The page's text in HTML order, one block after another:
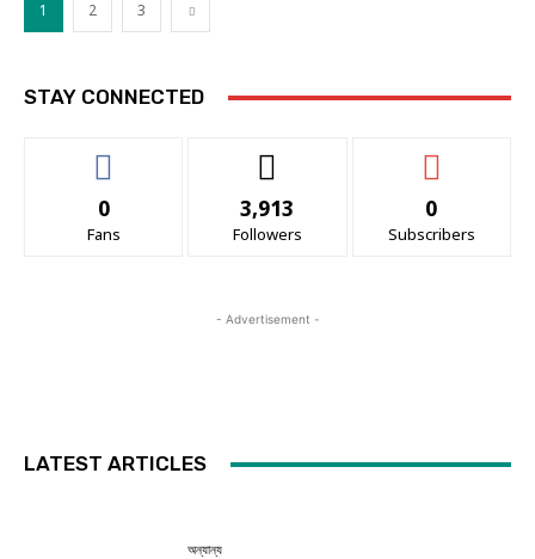
1 2 3
STAY CONNECTED
0
Fans
3,913
Followers
0
Subscribers
- Advertisement -
LATEST ARTICLES
অন্যান্য